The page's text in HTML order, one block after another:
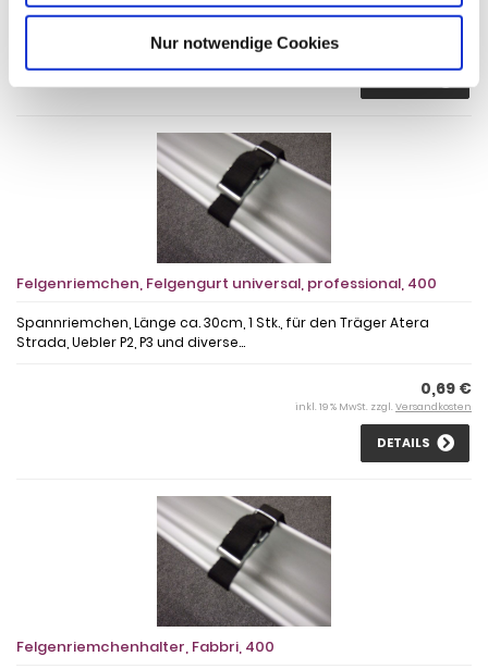
Nur notwendige Cookies
0,69 €
inkl. 19 % MwSt. zzgl.
Felgenriemchen, Felgengurt universal, professional, 400
Spannriemchen, Länge ca. 30cm, 1 Stk., für den Träger Atera
Strada, Uebler P2, P3 und diverse...
0,69 €
inkl. 19 % MwSt. zzgl. Versandkosten
DETAILS
Felgenriemchenhalter, Fabbri, 400